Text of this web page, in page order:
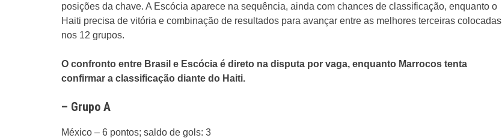
posições da chave. A Escócia aparece na sequência, ainda com chances de classificação, enquanto o
Haiti precisa de vitória e combinação de resultados para avançar entre as melhores terceiras colocadas
nos 12 grupos.
O confronto entre Brasil e Escócia é direto na disputa por vaga, enquanto Marrocos tenta
confirmar a classificação diante do Haiti.
– Grupo A
México – 6 pontos; saldo de gols: 3